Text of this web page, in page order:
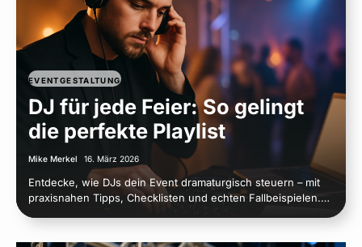
EVENTGESTALTUNG
DJ für jede Feier: So gelingt
die perfekte Playlist
Mike Merkel 16. März 2026
Entdecke, wie DJs dein Event dramaturgisch steuern – mit
praxisnahen Tipps, Checklisten und echten Fallbeispielen.…